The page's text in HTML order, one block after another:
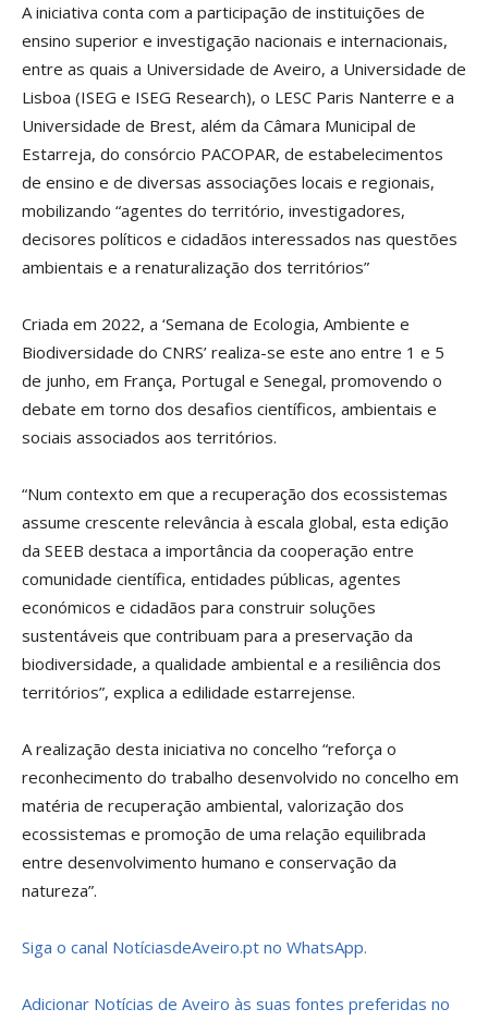
A iniciativa conta com a participação de instituições de
ensino superior e investigação nacionais e internacionais,
entre as quais a Universidade de Aveiro, a Universidade de
Lisboa (ISEG e ISEG Research), o LESC Paris Nanterre e a
Universidade de Brest, além da Câmara Municipal de
Estarreja, do consórcio PACOPAR, de estabelecimentos
de ensino e de diversas associações locais e regionais,
mobilizando “agentes do território, investigadores,
decisores políticos e cidadãos interessados nas questões
ambientais e a renaturalização dos territórios”
Criada em 2022, a ‘Semana de Ecologia, Ambiente e
Biodiversidade do CNRS’ realiza-se este ano entre 1 e 5
de junho, em França, Portugal e Senegal, promovendo o
debate em torno dos desafios científicos, ambientais e
sociais associados aos territórios.
“Num contexto em que a recuperação dos ecossistemas
assume crescente relevância à escala global, esta edição
da SEEB destaca a importância da cooperação entre
comunidade científica, entidades públicas, agentes
económicos e cidadãos para construir soluções
sustentáveis que contribuam para a preservação da
biodiversidade, a qualidade ambiental e a resiliência dos
territórios”, explica a edilidade estarrejense.
A realização desta iniciativa no concelho “reforça o
reconhecimento do trabalho desenvolvido no concelho em
matéria de recuperação ambiental, valorização dos
ecossistemas e promoção de uma relação equilibrada
entre desenvolvimento humano e conservação da
natureza”.
Siga o canal NotíciasdeAveiro.pt no WhatsApp.
Adicionar Notícias de Aveiro às suas fontes preferidas no